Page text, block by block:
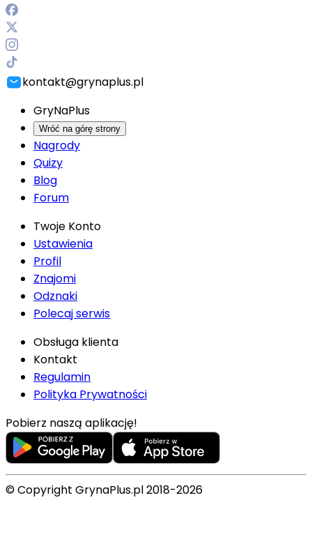
kontakt@grynaplus.pl
GryNaPlus
Wróć na górę strony
Nagrody
Quizy
Blog
Forum
Twoje Konto
Ustawienia
Profil
Znajomi
Odznaki
Polecaj serwis
Obsługa klienta
Kontakt
Regulamin
Polityka Prywatności
Pobierz naszą aplikację!
© Copyright GrynaPlus.pl 2018-2026